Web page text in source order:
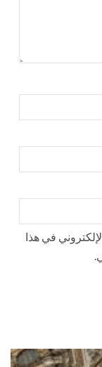
في هذا